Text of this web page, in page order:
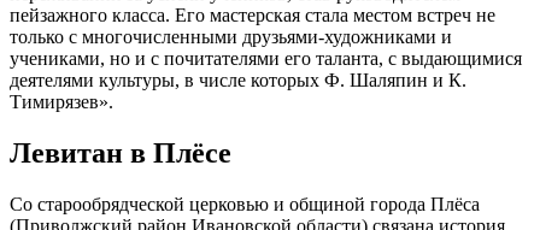
пейзажного класса. Его мастерская стала местом встреч не
только с многочисленными друзьями-художниками и
учениками, но и с почитателями его таланта, с выдающимися
деятелями культуры, в числе которых Ф. Шаляпин и К.
Тимирязев».
Левитан в Плёсе
Со старообрядческой церковью и общиной города Плёса
(Приволжский район Ивановской области) связана история